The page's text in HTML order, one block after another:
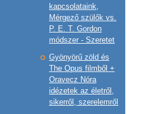
kapcsolataink,
Mérgező szülők vs.
P. E. T. Gordon
módszer - Szeretet
Gyönyörű zöld és
The Opus filmből +
Oravecz Nóra
idézetek az életről,
sikerről, szerelemről